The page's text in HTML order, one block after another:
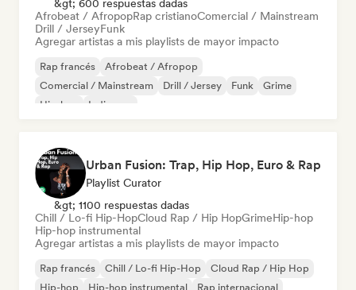
&gt; 600 respuestas dadas
Afrobeat / AfropopRap cristianoComercial / Mainstream
Drill / JerseyFunk
Agregar artistas a mis playlists de mayor impacto
Rap francés
Afrobeat / Afropop
Comercial / Mainstream
Drill / Jersey Funk
Grime
Hip-hop
Indie pop
Urban Fusion: Trap, Hip Hop, Euro & Rap
Playlist Curator
&gt; 1100 respuestas dadas
Chill / Lo-fi Hip-HopCloud Rap / Hip HopGrimeHip-hop
Hip-hop instrumental
Agregar artistas a mis playlists de mayor impacto
Rap francés Chill / Lo-fi Hip-Hop
Cloud Rap / Hip Hop
Hip-hop
Hip-hop instrumental
Rap internacional